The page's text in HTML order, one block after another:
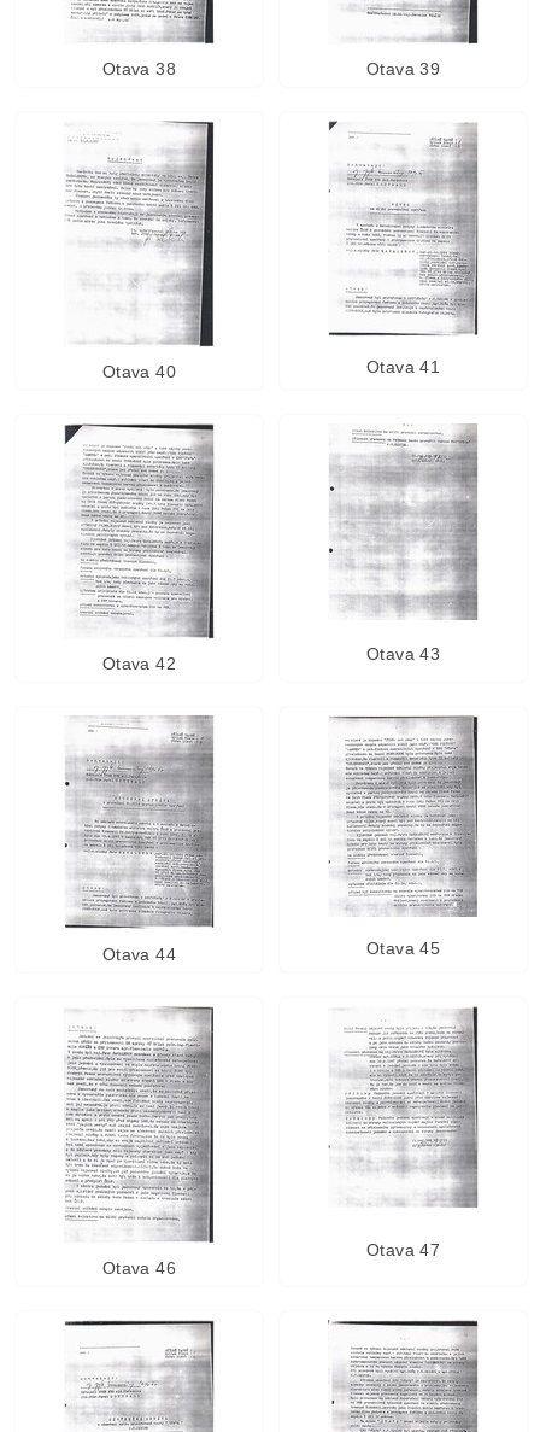
Otava 38 Otava 39
Otava 40 Otava 41
Otava 42 Otava 43
Otava 44 Otava 45
Otava 46
Otava 47